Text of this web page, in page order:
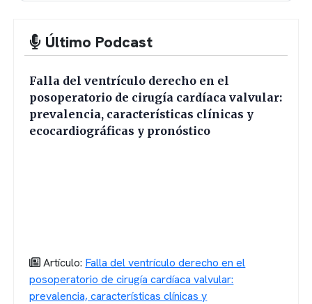
Último Podcast
Falla del ventrículo derecho en el
posoperatorio de cirugía cardíaca valvular:
prevalencia, características clínicas y
ecocardiográficas y pronóstico
Artículo: Falla del ventrículo derecho en el
posoperatorio de cirugía cardíaca valvular:
prevalencia, características clínicas y